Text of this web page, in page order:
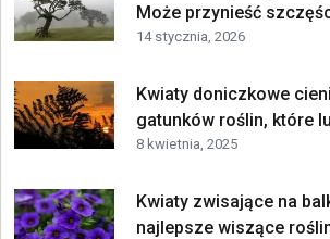
Może przynieść
14 stycznia, 2026
Kwiaty doniczkowe
gatunków roślin, które
8 kwietnia, 2025
Kwiaty zwisające na
najlepsze wiszące